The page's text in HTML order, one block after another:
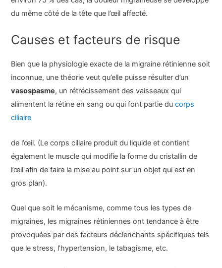
du même côté de la tête que l’œil affecté.
Causes et facteurs de risque
Bien que la physiologie exacte de la migraine rétinienne soit
inconnue, une théorie veut qu’elle puisse résulter d’un
vasospasme, un rétrécissement des vaisseaux qui
alimentent la rétine en sang ou qui font partie ducorps
ciliaire
de l’œil. (Le corps ciliaire produit du liquide et contient
également le muscle qui modifie la forme du cristallin de
l’œil afin de faire la mise au point sur un objet qui est en
gros plan).
Quel que soit le mécanisme, comme tous les types de
migraines, les migraines rétiniennes ont tendance à être
provoquées par des facteurs déclenchants spécifiques tels
que le stress, l’hypertension, le tabagisme, etc.